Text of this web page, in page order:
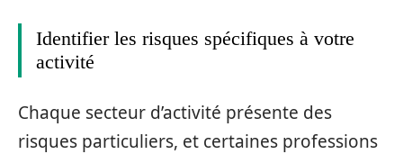
Identifier les risques spécifiques à votre
activité
Chaque secteur d’activité présente des
risques particuliers, et certaines professions